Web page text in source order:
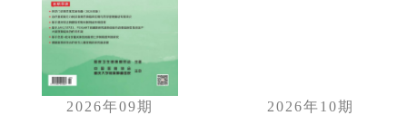
2026年09期 2026年10期